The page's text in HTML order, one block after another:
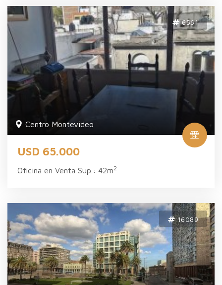
6561
Centro Montevideo
USD 65.000
Oficina en Venta Sup.: 42m2
16089